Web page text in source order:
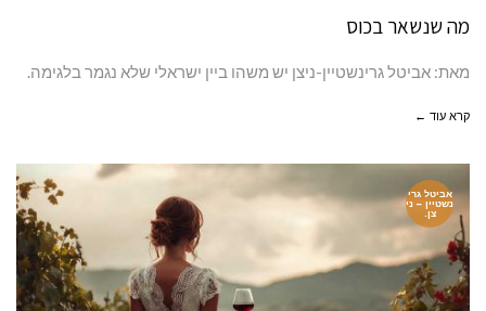
מה שנשאר בכוס
מאת: אביטל גרינשטיין-ניצן יש משהו ביין ישראלי שלא נגמר בלגימה.
קרא עוד ←
אביטל גרי
נשטיין – ני
צן.